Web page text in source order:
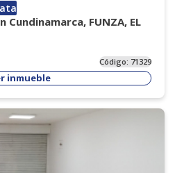
FUNZA, EL
Código: 71329
inmueble